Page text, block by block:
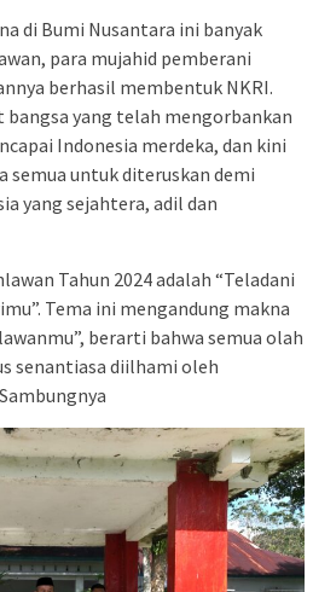
di Bumi Nusantara ini banyak
para mujahid pemberani
berhasil membentuk NKRI.
yang telah mengorbankan
Indonesia merdeka, dan kini
semua untuk diteruskan demi
yang sejahtera, adil dan
Tahun 2024 adalah “Teladani
Tema ini mengandung makna
berarti bahwa semua olah
senantiasa diilhami oleh